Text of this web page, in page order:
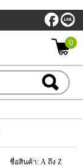
0